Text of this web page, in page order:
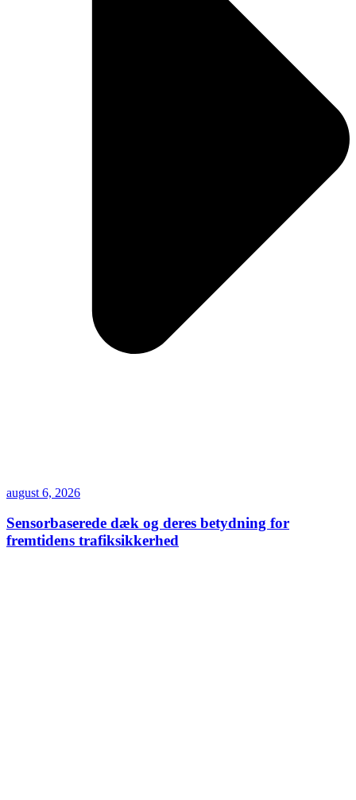
august 6, 2026
Sensorbaserede dæk og deres betydning for
fremtidens trafiksikkerhed